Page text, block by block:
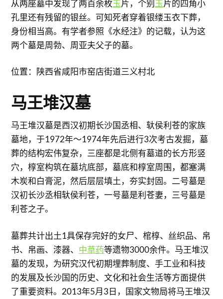
从两座墓中发现了两百余枚玉片，个别 玉片的四角小
孔里还有残留的银丝。可知死者穿着银缕玉衣下葬，
身份相当高。有学者参照《水经注》的记载，认为这
两个墓是周勃、周亚夫父子的墓。
位置：陕西省咸阳市窑店街道三义村北
马王堆汉墓
马王堆汉墓是西汉初期长沙国丞相、轪侯利苍的家族
墓地，于1972年～1974年先后进行3次考古发掘，墓
葬的结构宏伟复杂，三座都是北侧有墓道的长方形竖
穴，椁室构筑在墓坑底部，墓底和椁室周围，都塞满
木炭和白膏泥，然后层层填土，夯实封固。二号墓是
汉初长沙丞相轪侯利苍，一号墓是利苍妻，三号墓是
利苍之子。
墓葬共计出土1具保存完好的女尸、棺椁、丝织品、帛
书、帛画、漆器、 中草药等遗物3000余件。马王堆汉
墓的发现，为研究汉代初期埋葬制度、手工业和科技
的发展及长沙国的历史、文化和社会生活等方面提供
了重要资料。2013年5月3日，国家文物局将马王堆汉